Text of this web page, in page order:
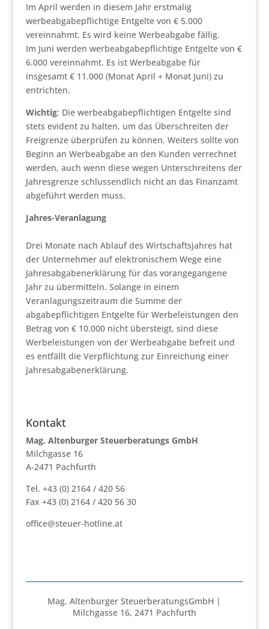
Im April werden in diesem Jahr erstmalig
werbeabgabepflichtige Entgelte von € 5.000
vereinnahmt. Es wird keine Werbeabgabe fällig.
Im Juni werden werbeabgabepflichtige Entgelte von €
6.000 vereinnahmt. Es ist Werbeabgabe für
insgesamt € 11.000 (Monat April + Monat Juni) zu
entrichten.
Wichtig: Die werbeabgabepflichtigen Entgelte sind
stets evident zu halten, um das Überschreiten der
Freigrenze überprüfen zu können. Weiters sollte von
Beginn an Werbeabgabe an den Kunden verrechnet
werden, auch wenn diese wegen Unterschreitens der
Jahresgrenze schlussendlich nicht an das Finanzamt
abgeführt werden muss.
Jahres-Veranlagung
Drei Monate nach Ablauf des Wirtschaftsjahres hat
der Unternehmer auf elektronischem Wege eine
Jahresabgabenerklärung für das vorangegangene
Jahr zu übermitteln. Solange in einem
Veranlagungszeitraum die Summe der
abgabepflichtigen Entgelte für Werbeleistungen den
Betrag von € 10.000 nicht übersteigt, sind diese
Werbeleistungen von der Werbeabgabe befreit und
es entfällt die Verpflichtung zur Einreichung einer
Jahresabgabenerklärung.
Kontakt
Mag. Altenburger Steuerberatungs GmbH
Milchgasse 16
A-2471 Pachfurth
Tel. +43 (0) 2164 / 420 56
Fax +43 (0) 2164 / 420 56 30
office@steuer-hotline.at
Mag. Altenburger SteuerberatungsGmbH |
Milchgasse 16, 2471 Pachfurth